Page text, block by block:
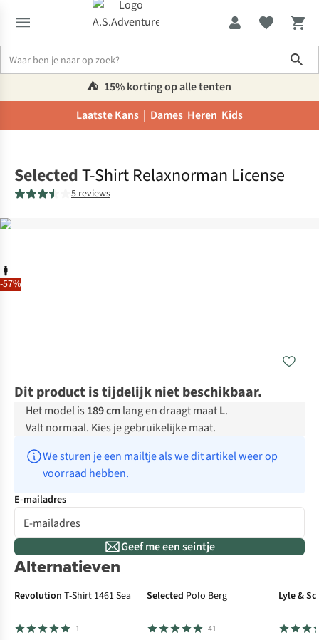
⛺️ 15% korting op alle tenten
Laatste Kans | Dames Heren Kids
-57%
SelectedT-Shirt Relaxnorman License
5 reviews
Dit product is tijdelijk niet beschikbaar.
Het model is 189 cmlang en draagt maatL.
Valt normaal. Kies je gebruikelijke maat.
We sturen je een mailtje als we dit artikel weer op
voorraad hebben.
E-mailadres
Geef me een seintje
Alternatieven
Revolution T-Shirt 1461 Sea
1
Selected Polo Berg
41
Lyle &